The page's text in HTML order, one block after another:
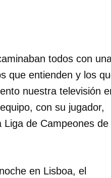
todos con
que entienden y los
nuestra televisión
con su jugador,
de Campeones de
en Lisboa, el